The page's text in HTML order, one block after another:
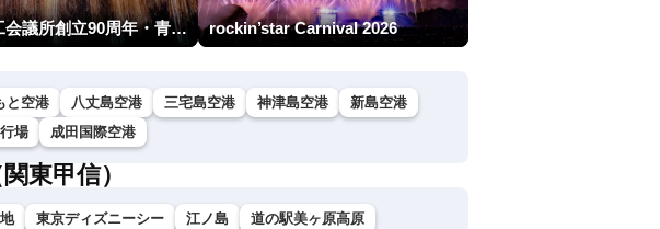
川口商工会議所創立90周年・青年部40周年・女性会30周年記念 第6回川口花火大会 rockin’star Carnival 2026
と空港 八丈島空港 三宅島空港 神津島空港
新島空港
場 成田国際空港
東甲信）
東京ディズニーシー 江ノ島
道の駅美ヶ原高原